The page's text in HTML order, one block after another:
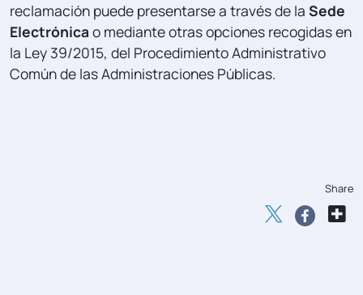
reclamación puede presentarse a través de la Sede
Electrónica o mediante otras opciones recogidas en
la Ley 39/2015, del Procedimiento Administrativo
Común de las Administraciones Públicas.
Share